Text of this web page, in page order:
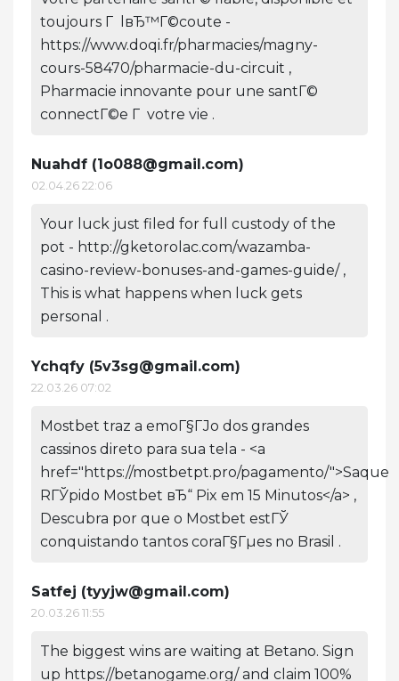
toujours Г lвЂ™Г©coute -
https://www.doqi.fr/pharmacies/magny-
cours-58470/pharmacie-du-circuit ,
Pharmacie innovante pour une santГ©
connectГ©e Г votre vie .
Nuahdf (1o088@gmail.com)
02.04.26 22:06
Your luck just filed for full custody of the
pot - http://gketorolac.com/wazamba-
casino-review-bonuses-and-games-guide/ ,
This is what happens when luck gets
personal .
Ychqfy (5v3sg@gmail.com)
22.03.26 07:02
Mostbet traz a emoГ§ГЈo dos grandes
cassinos direto para sua tela - <a
href="https://mostbetpt.pro/pagamento/">Saque
RГЎpido Mostbet вЂ“ Pix em 15 Minutos</a> ,
Descubra por que o Mostbet estГЎ
conquistando tantos coraГ§Гµes no Brasil .
Satfej (tyyjw@gmail.com)
20.03.26 11:55
The biggest wins are waiting at Betano. Sign
up https://betanogame.org/ and claim 100%